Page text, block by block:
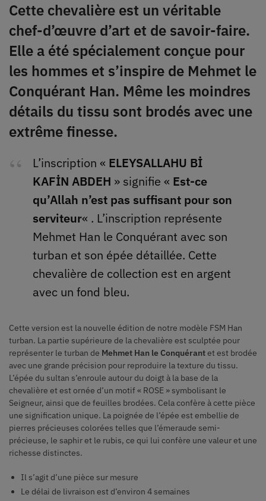
Cette chevalière est un véritable
chef-d’œuvre d’art et de savoir-faire.
Elle a été spécialement conçue pour
les hommes et s’inspire de Mehmet le
Conquérant Han. Même les moindres
détails du tissu sont brodés avec une
extrême finesse.
L’inscription « ELEYSALLAHU Bİ
KAFİN ABDEH » signifie « Est-ce
qu’Allah n’est pas suffisant pour son
serviteur« . L’inscription représente
Mehmet Han le Conquérant avec son
turban et son épée détaillée. Cette
chevalière de collection est en argent
avec un fond bleu.
Cette version est la nouvelle édition de notre modèle FSM Han
turban. La partie supérieure de la chevalière est sculptée pour
représenter le turban de Mehmet Han le Conquérantet est brodée
avec une grande précision pour reproduire la texture du tissu.
L’épée du sultan s’enroule autour du doigt à la base de la
chevalière et est ornée d’un motif « ROSE » symbolisant le
Seigneur, ainsi que de feuilles brodées. Cela confère à cette pièce
une signification unique. La poignée de l’épée est embellie de
pierres précieuses colorées telles que l’émeraude semi-
précieuse, le saphir et le rubis, ce qui lui confère une valeur et une
richesse distinctes.
Il s’agit d’une pièce sur mesure
Le délai de livraison est d’environ 4 semaines